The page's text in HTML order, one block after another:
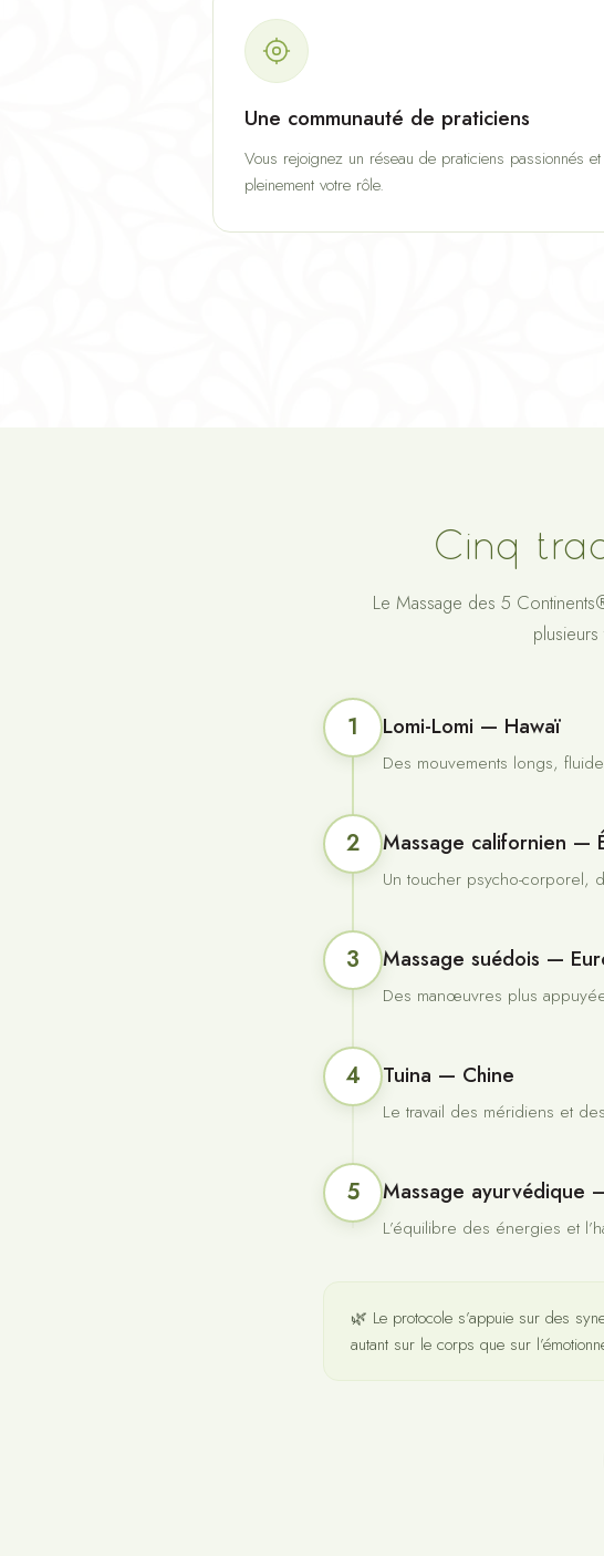
Une communauté de praticiens
Vous rejoignez un réseau de praticiens passionnés
pleinement votre rôle.
Cinq
Le Massage des 5
1 Lomi-Lomi — Hawaï
Des mouvements longs,
2 Massage californien —
Un toucher psycho-corporel,
3 Massage suédois —
Des manœuvres plus
4 Tuina — Chine
Le travail des méridiens et
5 Massage ayurvédique
L’équilibre des énergies et
🌿 Le protocole s’appuie sur des
autant sur le corps que sur